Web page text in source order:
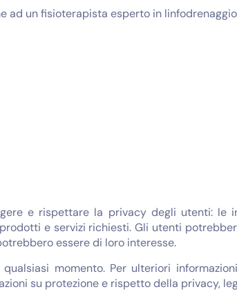
ad un fisioterapista esperto in
e rispettare la privacy degli utenti: le
e servizi richiesti. Gli utenti
essere di loro interesse.
momento. Per ulteriori
su protezione e rispetto della privacy,